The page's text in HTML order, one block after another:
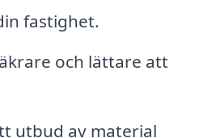
fastighet.
och lättare att
utbud av material